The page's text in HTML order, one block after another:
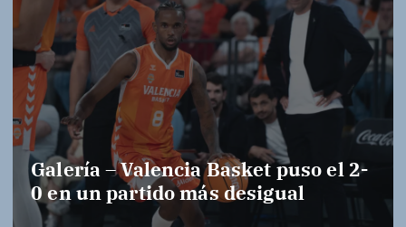
Galería – Valencia Basket puso el 2-
0 en un partido más desigual